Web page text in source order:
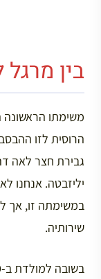
בין
משימתו הראשונה
הרוסית לזו
גבירת חצר לאה
יליזבטה. אנחנו
במשימתה זו, אך
שירותיה.